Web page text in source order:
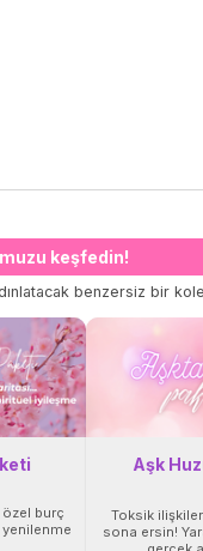
keşfedin!
benzersiz bir
burç
Aşk
Toksik ilişkiler
sona ersin!